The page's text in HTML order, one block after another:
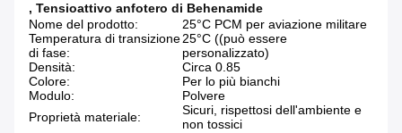
, Tensioattivo anfotero di Behenamide
Nome del prodotto:
25°C PCM per aviazione militare
Temperatura di transizione
di fase:
25°C ((può essere
personalizzato)
Densità:
Circa 0.85
Colore:
Per lo più bianchi
Modulo:
Polvere
Proprietà materiale:
Sicuri, rispettosi dell'ambiente e
non tossici